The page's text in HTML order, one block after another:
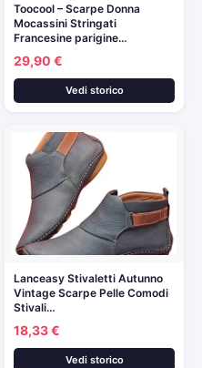
Toocool – Scarpe Donna
Mocassini Stringati
Francesine parigine…
29,90 €
Vedi storico
Lanceasy Stivaletti Autunno
Vintage Scarpe Pelle Comodi
Stivali…
18,33 €
Vedi storico